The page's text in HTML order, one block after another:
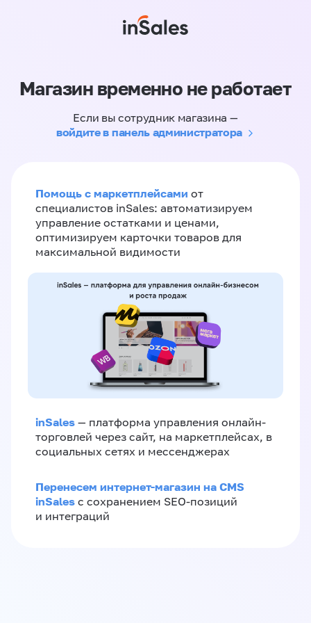
Магазин временно не работает
Если вы сотрудник магазина —
войдите в панель администратора
Помощь с маркетплейсами от
специалистов inSales: автоматизируем
управление остатками и ценами,
оптимизируем карточки товаров для
максимальной видимости
inSales — платформа управления онлайн-
торговлей через сайт, на маркетплейсах, в
социальных сетях и мессенджерах
Перенесем интернет-магазин на CMS
inSales с сохранением SEO-позиций
и интеграций